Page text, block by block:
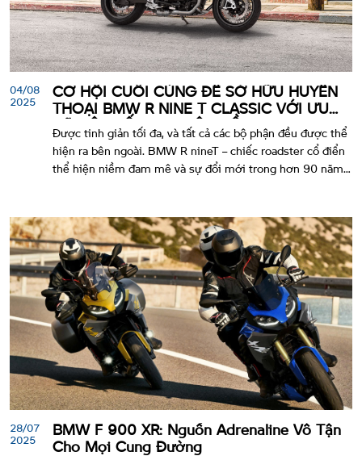
04/08
2025
CƠ HỘI CUỐI CÙNG ĐỂ SỞ HỮU HUYỀN
THOẠI BMW R NINE T CLASSIC VỚI ƯU
ĐÃI LÊN ĐẾN 60 TRIỆU ĐỒNG !
Được tinh giản tối đa, và tất cả các bộ phận đều được thể
hiện ra bên ngoài. BMW R nineT – chiếc roadster cổ điển
thể hiện niềm đam mê và sự đổi mới trong hơn 90 năm
biểu tượng nay thậm chí còn tốt hơn với mô-men xoắn
được cải thiện.
28/07
2025
BMW F 900 XR: Nguồn Adrenaline Vô Tận
Cho Mọi Cung Đường